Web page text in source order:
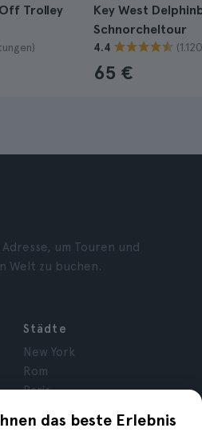
Trolley
Key West
Schnorcheltour
4.4
65 €
das beste Erlebnis
um Touren und
Welt zu buchen.
Städte
New York
Rom
Paris
Granada